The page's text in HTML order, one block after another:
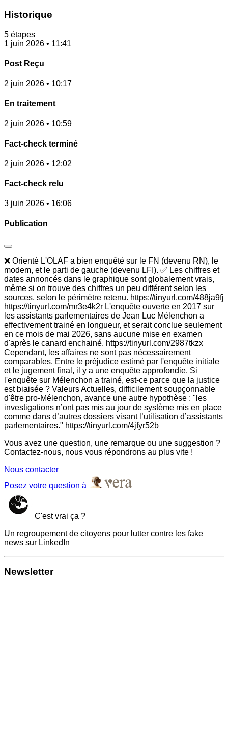
Historique
5 étapes
1 juin 2026 • 11:41
Post Reçu
2 juin 2026 • 10:17
En traitement
2 juin 2026 • 10:59
Fact-check terminé
2 juin 2026 • 12:02
Fact-check relu
3 juin 2026 • 16:06
Publication
❌ Orienté L'OLAF a bien enquêté sur le FN (devenu RN), le
modem, et le parti de gauche (devenu LFI). ✅ Les chiffres et
dates annoncés dans le graphique sont globalement vrais,
même si on trouve des chiffres un peu différent selon les
sources, selon le périmètre retenu. https://tinyurl.com/488ja9fj
https://tinyurl.com/mr3e4k2r L'enquête ouverte en 2017 sur
les assistants parlementaires de Jean Luc Mélenchon a
effectivement trainé en longueur, et serait conclue seulement
en ce mois de mai 2026, sans aucune mise en examen
d'après le canard enchainé. https://tinyurl.com/2987tkzx
Cependant, les affaires ne sont pas nécessairement
comparables. Entre le préjudice estimé par l'enquête initiale
et le jugement final, il y a une enquête approfondie. Si
l'enquête sur Mélenchon a trainé, est-ce parce que la justice
est biaisée ? Valeurs Actuelles, difficilement soupçonnable
d'être pro-Mélenchon, avance une autre hypothèse : "les
investigations n’ont pas mis au jour de système mis en place
comme dans d’autres dossiers visant l’utilisation d’assistants
parlementaires." https://tinyurl.com/4jfyr52b
Vous avez une question, une remarque ou une suggestion ?
Contactez-nous, nous vous répondrons au plus vite !
Nous contacter
Posez votre question à
C'est vrai ça ?
Un regroupement de citoyens pour lutter contre les fake
news sur LinkedIn
Newsletter